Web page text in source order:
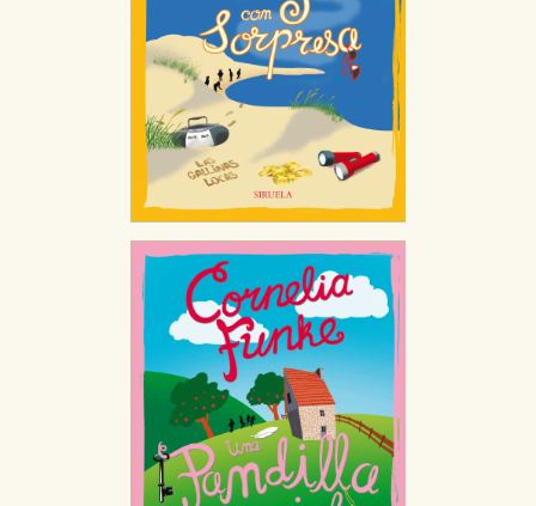
CONFIGURACIÓN DE COOKIES
HABILITAR TODO RECHAZAR TODO
Cookies necesarias
Estas cookies son necesarias para que nuestro sitio
web funcione y no es posible deshabilitarlas desde